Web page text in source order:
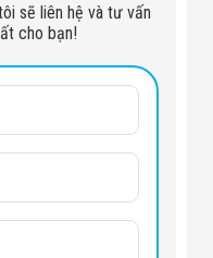
sẽ liên hệ và tư vấn
cho bạn!